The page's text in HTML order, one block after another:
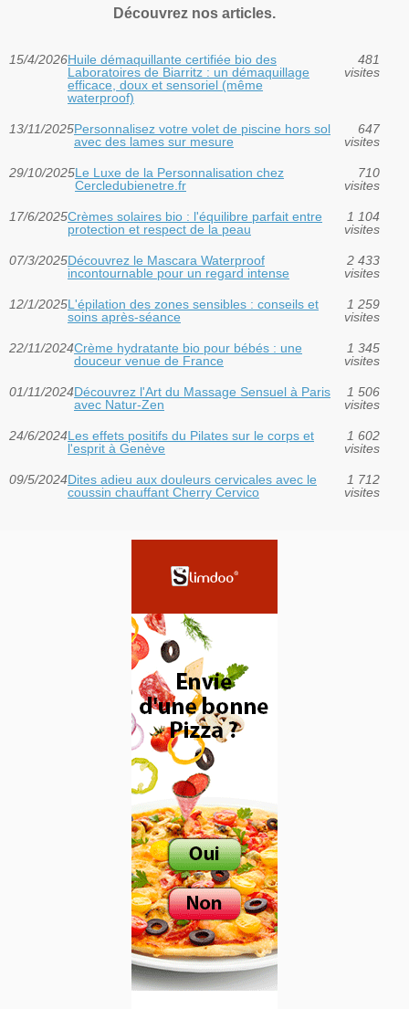
Découvrez nos articles.
15/4/2026Huile démaquillante certifiée bio des
Laboratoires de Biarritz : un démaquillage
efficace, doux et sensoriel (même
waterproof)
481
visites
13/11/2025Personnalisez votre volet de piscine hors sol
avec des lames sur mesure
647
visites
29/10/2025Le Luxe de la Personnalisation chez
Cercledubienetre.fr
710
visites
17/6/2025Crèmes solaires bio : l'équilibre parfait entre
protection et respect de la peau
1 104
visites
07/3/2025Découvrez le Mascara Waterproof
incontournable pour un regard intense
2 433
visites
12/1/2025L'épilation des zones sensibles : conseils et
soins après-séance
1 259
visites
22/11/2024Crème hydratante bio pour bébés : une
douceur venue de France
1 345
visites
01/11/2024Découvrez l'Art du Massage Sensuel à Paris
avec Natur-Zen
1 506
visites
24/6/2024Les effets positifs du Pilates sur le corps et
l'esprit à Genève
1 602
visites
09/5/2024Dites adieu aux douleurs cervicales avec le
coussin chauffant Cherry Cervico
1 712
visites